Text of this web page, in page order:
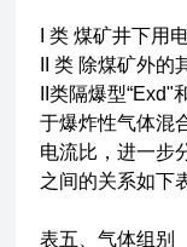
I 类 煤矿井下用
II 类 除煤矿外
II类隔爆型
于爆炸性气体混
电流比，进一步
之间的关系如下
表五、气体组别